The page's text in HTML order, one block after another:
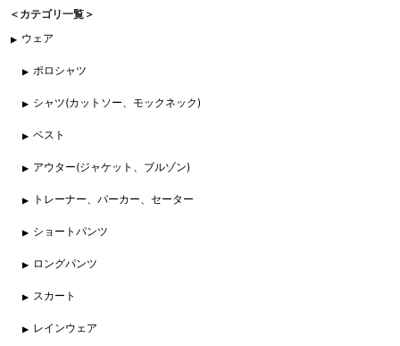
＜カテゴリ一覧＞
ウェア
ポロシャツ
シャツ(カットソー、モックネック)
ベスト
アウター(ジャケット、ブルゾン)
トレーナー、パーカー、セーター
ショートパンツ
ロングパンツ
スカート
レインウェア